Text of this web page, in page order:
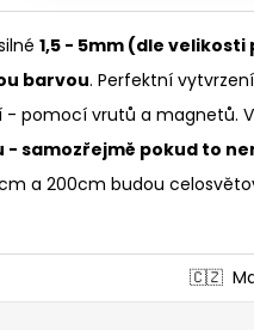
1,5 - 5mm (dle
barvou. Perfektní
pomocí vrutů a magnetů.
- samozřejmě pokud to
a 200cm budou
🇨🇿